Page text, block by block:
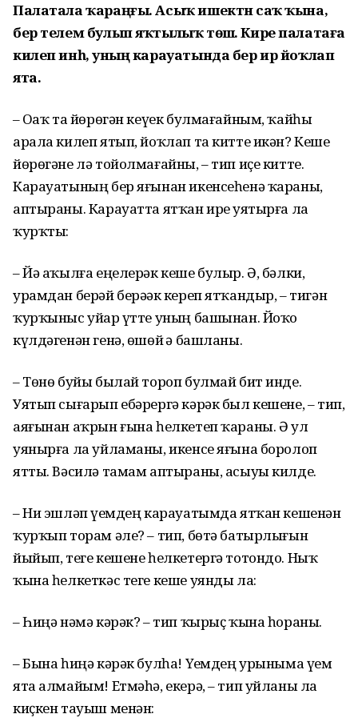
Палатала ҡараңғы. Асыҡ ишектән саҡ ҡына,
бер телем булып яҡтылыҡ төшә. Кире палатаға
килеп инһә, уның карауатында бер ир йоҡлап
ята.
– Оҙаҡ та йөрөгән кеүек булмағайным, ҡайһы
арала килеп ятып, йоҡлап та китте икән? Кеше
йөрөгәне лә тойолмағайны, – тип иҫе китте.
Карауатының бер яғынан икенсеһенә ҡараны,
аптыраны. Карауатта ятҡан ирҙе уятырға ла
ҡурҡты:
– Йә аҡылға еңелерәк кеше булыр. Ә, бәлки,
урамдан берәй берәҙәк кереп ятҡандыр, – тигән
ҡурҡыныс уйҙар үтте уның башынан. Йоҡо
күлдәгенән генә, өшөй ҙә башланы.
– Төнө буйы былай тороп булмай бит инде.
Уятып сығарып ебәрергә кәрәк был кешене, – тип,
аяғынан аҡрын ғына һелкетеп ҡараны. Ә ул
уянырға ла уйламаны, икенсе яғына боролоп
ятты. Вәсилә тамам аптыраны, асыуы килде.
– Ни эшләп үҙемдең карауатымда ятҡан кешенән
ҡурҡып торам әле? – тип, бөтә батырлығын
йыйып, теге кешене һелкетергә тотондо. Ныҡ
ҡына һелкеткәс теге кеше уянды ла:
– Һиңә нәмә кәрәк? – тип ҡырыҫ ҡына һораны.
– Бына һиңә кәрәк булһа! Үҙемдең урыныма үҙем
ята алмайым! Етмәһә, екерә, – тип уйланы ла
киҫкен тауыш менән: